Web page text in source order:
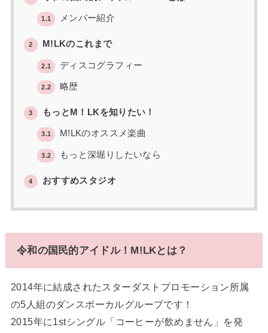
1.1 メンバー紹介
2 M!LKのこれまで
2.1 ディスコグラフィー
2.2 略歴
3 もっとM！LKを知りたい！
3.1 M!LKのオススメ楽曲
3.2 もっと深堀りしたいなら
4 おすすめスタジオ
令和の国民的アイドル！M!LKとは？
2014年に結成されたスターダストプロモーション所属
の5人組のダンスボーカルグループです！
2015年に1stシングル「コーヒーが飲めません」を発